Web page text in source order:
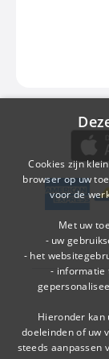
Cookies zijn
browser op uw
voor de
Met uw
- uw
- het
- informatie
Hieronder kan
doeleinden of uw
steeds aanpassen